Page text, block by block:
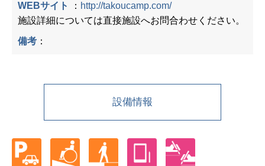
WEBサイト ： http://takoucamp.com/
施設詳細については直接施設へお問合わせください。
備考 ：
設備情報